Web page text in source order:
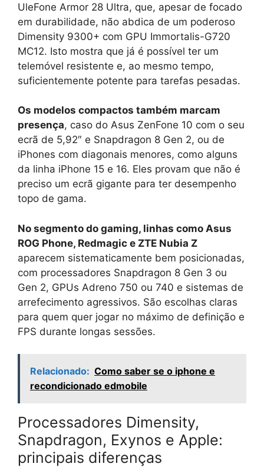
UleFone Armor 28 Ultra, que, apesar de focado
em durabilidade, não abdica de um poderoso
Dimensity 9300+ com GPU Immortalis-G720
MC12. Isto mostra que já é possível ter um
telemóvel resistente e, ao mesmo tempo,
suficientemente potente para tarefas pesadas.
Os modelos compactos também marcam
presença, caso do Asus ZenFone 10 com o seu
ecrã de 5,92″ e Snapdragon 8 Gen 2, ou de
iPhones com diagonais menores, como alguns
da linha iPhone 15 e 16. Eles provam que não é
preciso um ecrã gigante para ter desempenho
topo de gama.
No segmento do gaming, linhas como Asus
ROG Phone, Redmagic e ZTE Nubia Z
aparecem sistematicamente bem posicionadas,
com processadores Snapdragon 8 Gen 3 ou
Gen 2, GPUs Adreno 750 ou 740 e sistemas de
arrefecimento agressivos. São escolhas claras
para quem quer jogar no máximo de definição e
FPS durante longas sessões.
Relacionado: Como saber se o iphone e
recondicionado edmobile
Processadores Dimensity,
Snapdragon, Exynos e Apple:
principais diferenças